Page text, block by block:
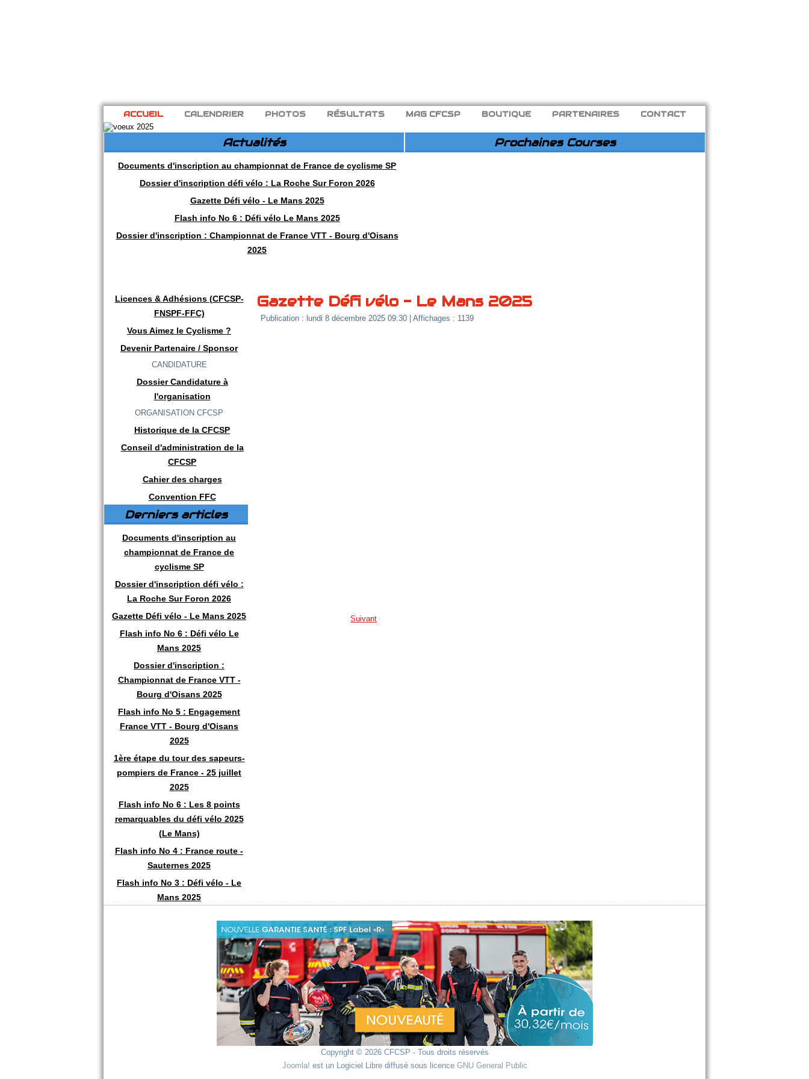
ACCUEIL CALENDRIER PHOTOS RÉSULTATS MAG CFCSP BOUTIQUE PARTENAIRES CONTACT
Actualités
Documents d'inscription au championnat de France de cyclisme SP
Dossier d'inscription défi vélo : La Roche Sur Foron 2026
Gazette Défi vélo - Le Mans 2025
Flash info No 6 : Défi vélo Le Mans 2025
Dossier d'inscription : Championnat de France VTT - Bourg d'Oisans
2025
Prochaines Courses
Licences & Adhésions (CFCSP-
FNSPF-FFC)
Vous Aimez le Cyclisme ?
Devenir Partenaire / Sponsor
CANDIDATURE
Dossier Candidature à
l'organisation
ORGANISATION CFCSP
Historique de la CFCSP
Conseil d'administration de la
CFCSP
Cahier des charges
Convention FFC
Derniers articles
Documents d'inscription au
championnat de France de
cyclisme SP
Dossier d'inscription défi vélo :
La Roche Sur Foron 2026
Gazette Défi vélo - Le Mans 2025
Flash info No 6 : Défi vélo Le
Mans 2025
Dossier d'inscription :
Championnat de France VTT -
Bourg d'Oisans 2025
Flash info No 5 : Engagement
France VTT - Bourg d'Oisans
2025
1ère étape du tour des sapeurs-
pompiers de France - 25 juillet
2025
Flash info No 6 : Les 8 points
remarquables du défi vélo 2025
(Le Mans)
Flash info No 4 : France route -
Sauternes 2025
Flash info No 3 : Défi vélo - Le
Mans 2025
Gazette Défi vélo - Le Mans 2025
Publication : lundi 8 décembre 2025 09:30 | Affichages : 1139
Suivant
Copyright © 2026 CFCSP - Tous droits réservés
Joomla! est un Logiciel Libre diffusé sous licence GNU General Public